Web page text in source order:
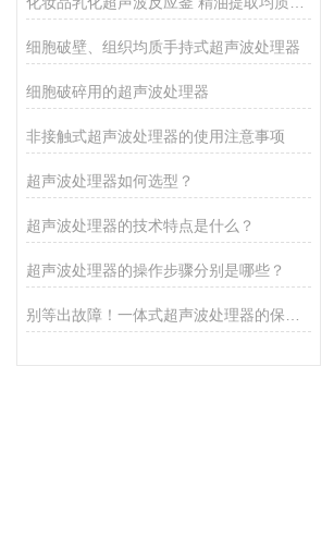
细胞破壁、组织均质手持式超声波处理器
细胞破碎用的超声波处理器
非接触式超声波处理器的使用注意事项
超声波处理器如何选型？
超声波处理器的技术特点是什么？
超声波处理器的操作步骤分别是哪些？